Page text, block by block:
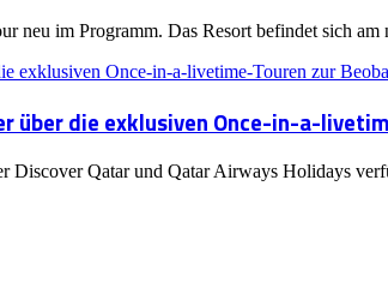
im Programm. Das Resort befindet sich am
über die exklusiven Once-in-a-
Qatar und Qatar Airways Holidays